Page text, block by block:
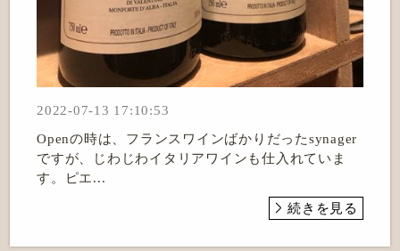
2022-07-13 17:10:53
Openの時は、フランスワインばかりだったsynager
ですが、じわじわイタリアワインも仕入れていま
す。ピエ...
続きを見る